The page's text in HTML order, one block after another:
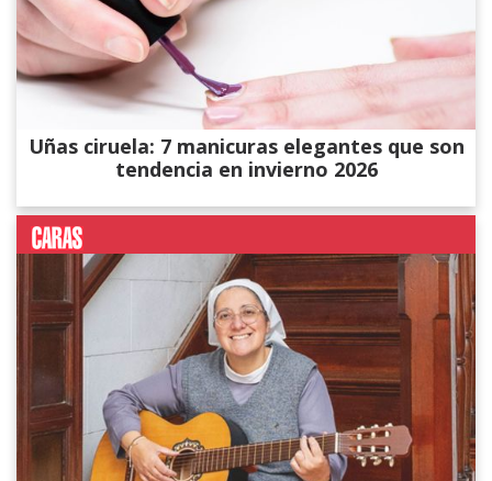
Uñas ciruela: 7 manicuras elegantes que son
tendencia en invierno 2026